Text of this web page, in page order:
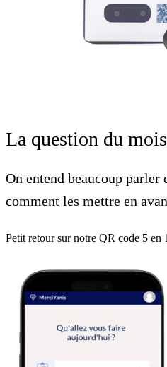
La question du mois
On entend beaucoup parler
comment les mettre en
Petit retour sur notre QR code 5 en